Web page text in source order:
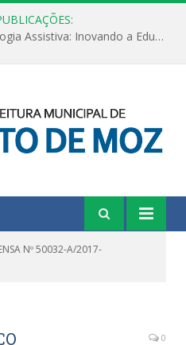
Inteligência Artificial e Tecnologia Assistiva: Inovando a Educação Especial e Inclusiva
Nº 50032-A/2017-
0